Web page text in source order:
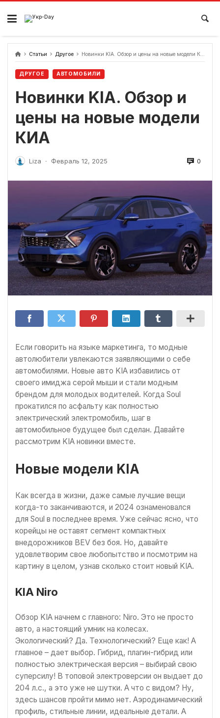
перейти
содержанию
Статьи Другое Новинки KIA. Обзор и цены на новые модели КИА
ДРУГОЕ АВТОМОБИЛИ
Новинки KIA. Обзор и
цены на новые модели
КИА
Liza - Февраль 12, 2025 0
Если говорить на языке маркетинга, то модные
автолюбители увлекаются заявляющими о себе
автомобилями. Новые авто KIA избавились от
своего имиджа серой мыши и стали модным
брендом для молодых водителей. Когда Soul
прокатился по асфальту как полностью
электрический электромобиль, шаг в
автомобильное будущее был сделан. Давайте
рассмотрим KIA новинки вместе.
Новые модели KIA
Как всегда в жизни, даже самые лучшие вещи
когда-то заканчиваются, и 2024 ознаменовался
для Soul в последнее время. Уже сейчас ясно, что
корейцы не оставят сегмент компактных
внедорожников BEV без боя. Но, давайте
удовлетворим свое любопытство и посмотрим на
картину в целом, узнав сколько стоит новый KIA.
KIA Niro
Обзор KIA начнем с главного: Niro. Это не просто
авто, а настоящий умник на колесах.
Экологический? Да. Технологический? Еще как! А
главное – дает выбор. Гибрид, плагин-гибрид или
полностью электрическая версия – выбирай свою
суперсилу! В топовой электроверсии он выдает до
204 л.с., а это уже не шутки. А что с видом? Ну,
здесь шансов пройти мимо нет. Аэродинамический
профиль, стильные линии, идеальные детали. А